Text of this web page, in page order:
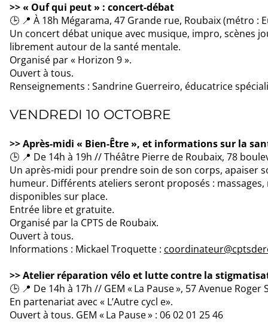
>> « Ouf qui peut » : concert-débat
🕒 📍 À 18h Mégarama, 47 Grande rue, Roubaix (métro
Un concert débat unique avec musique, impro, scènes
librement autour de la santé mentale.
Organisé par « Horizon 9 ».
Ouvert à tous.
Renseignements : Sandrine Guerreiro, éducatrice
VENDREDI 10 OCTOBRE
>> Après-midi « Bien-Être », et informations sur la
🕒 📍 De 14h à 19h // Théâtre Pierre de Roubaix, 78
Un après-midi pour prendre soin de son corps, apaiser
humeur. Différents ateliers seront proposés :
disponibles sur place.
Entrée libre et gratuite.
Organisé par la CPTS de Roubaix.
Ouvert à tous.
Informations : Mickael Troquette :
>> Atelier réparation vélo et lutte contre la
🕒 📍 De 14h à 17h // GEM « La Pause », 57 Avenue
En partenariat avec « L’Autre cycl e».
Ouvert à tous. GEM « La Pause » : 06 02 01 25 46